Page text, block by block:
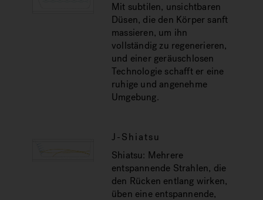
Mit subtilen, unsichtbaren
Düsen, die den Körper sanft
massieren, um ihn
vollständig zu regenerieren,
und einer geräuschlosen
Technologie schafft er eine
ruhige und angenehme
Umgebung.
J-Shiatsu
Shiatsu: Mehrere
entspannende Strahlen, die
den Rücken entlang wirken,
üben eine entspannende,